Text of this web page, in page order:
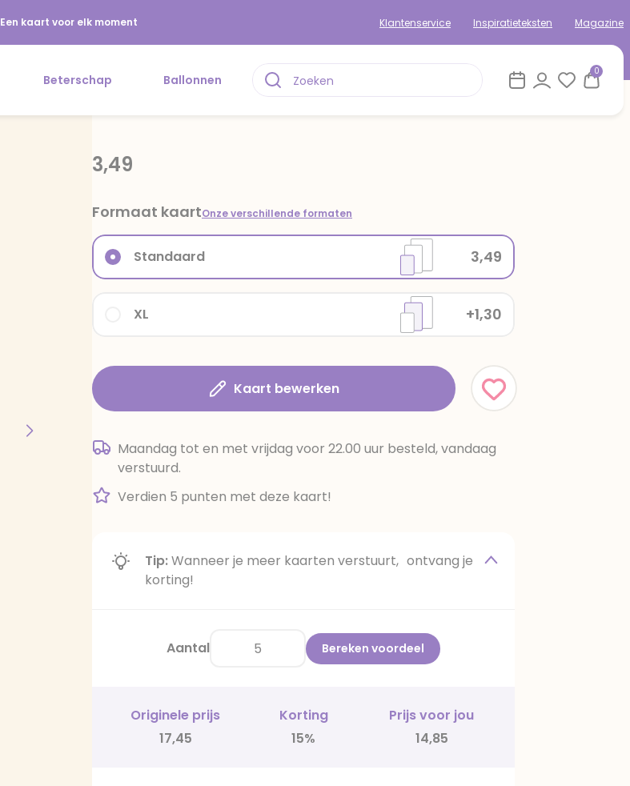
Een kaart voor elk moment Klantenservice Inspiratieteksten Magazine
Beterschap Ballonnen
0
3,49
Formaat kaartOnze verschillende formaten
XL +1,30
Standaard 3,49
Kaart bewerken
Maandag tot en met vrijdag voor 22.00 uur besteld, vandaag
verstuurd.
Verdien 5 punten met deze kaart!
Tip:Wanneer je meer kaarten verstuurt, ontvang je
korting!
Aantal Bereken voordeel
Originele prijs Korting
Prijs voor jou
17,45
15% 14,85